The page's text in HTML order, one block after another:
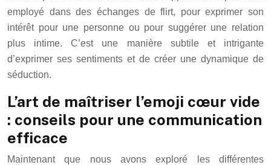
employé dans des échanges de flirt, pour exprimer son
intérêt pour une personne ou pour suggérer une relation
plus intime. C’est une manière subtile et intrigante
d’exprimer ses sentiments et de créer une dynamique de
séduction.
L’art de maîtriser l’emoji cœur vide
: conseils pour une communication
efficace
Maintenant que nous avons exploré les différentes